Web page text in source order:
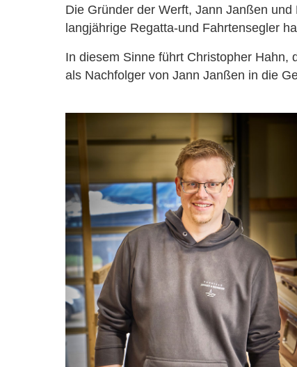
Die Gründer der Werft, Jann Janßen
langjährige Regatta-und Fahrtensegler
In diesem Sinne führt Christopher Hahn,
als Nachfolger von Jann Janßen in die